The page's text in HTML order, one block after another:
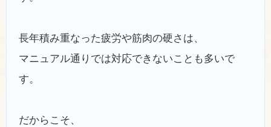
長年積み重なった疲労や筋肉の硬さは、
マニュアル通りでは対応できないことも多いで
す。
だからこそ、